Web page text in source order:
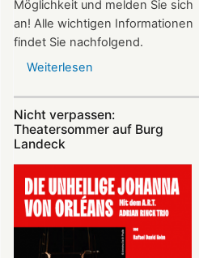
Möglichkeit und melden Sie sich
an! Alle wichtigen Informationen
findet Sie nachfolgend.
Weiterlesen
4.
2026
nach
Freiburg
Nicht verpassen:
Theatersommer auf Burg
Landeck